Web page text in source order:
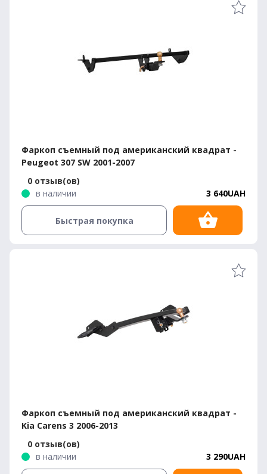
Фаркоп съемный под американский квадрат -
Peugeot 307 SW 2001-2007
0 отзыв(ов)
в наличии
3 640UAH
Быстрая покупка
Фаркоп съемный под американский квадрат -
Kia Carens 3 2006-2013
0 отзыв(ов)
в наличии
3 290UAH